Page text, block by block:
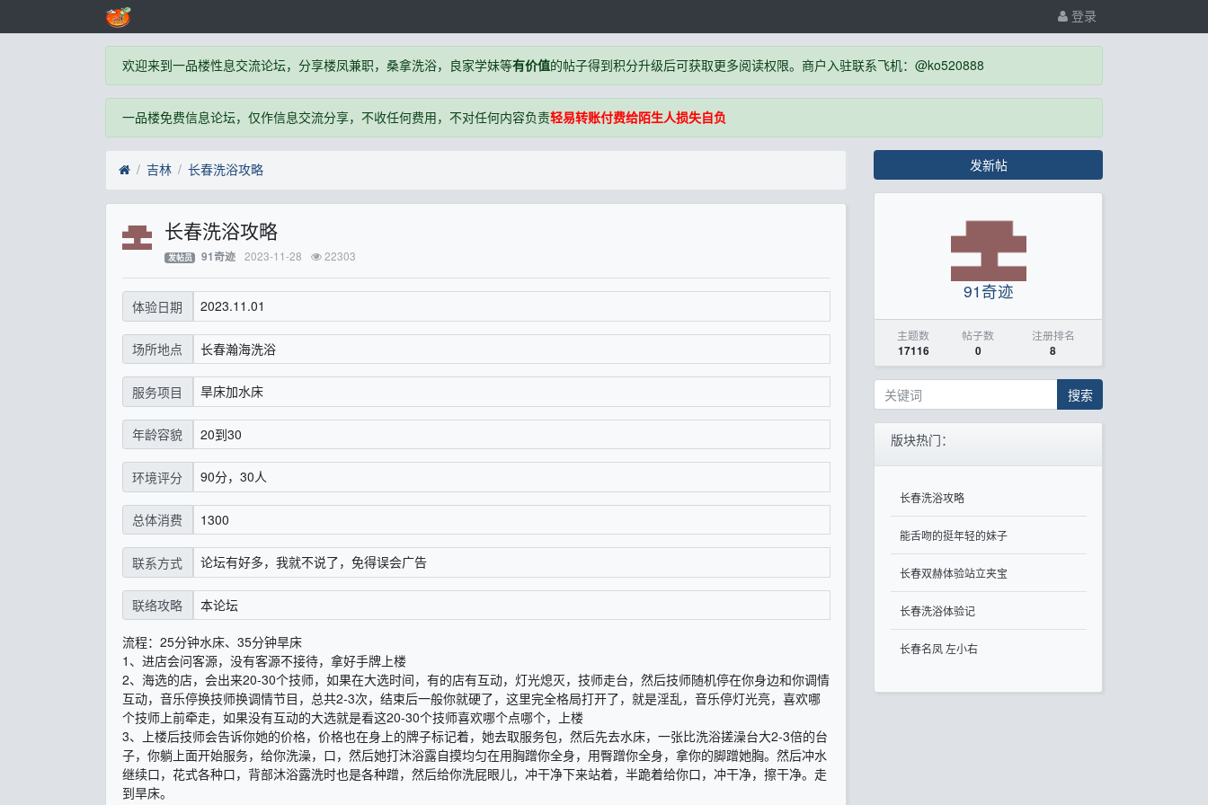
登录
欢迎来到一品楼性息交流论坛，分享楼凤兼职，桑拿洗浴，良家学妹等有价值的帖子得到积分升级后可获取更多阅读权限。商户入驻联系飞机：@ko520888
一品楼免费信息论坛，仅作信息交流分享，不收任何费用，不对任何内容负责轻易转账付费给陌生人损失自负
吉林 长春洗浴攻略
长春洗浴攻略
发帖员 91奇迹 2023-11-28 22303
体验日期 2023.11.01
场所地点 长春瀚海洗浴
服务项目 旱床加水床
年龄容貌 20到30
环境评分 90分，30人
总体消费 1300
联系方式 论坛有好多，我就不说了，免得误会广告
联络攻略 本论坛
流程：25分钟水床、35分钟旱床
1、进店会问客源，没有客源不接待，拿好手牌上楼
2、海选的店，会出来20-30个技师，如果在大选时间，有的店有互动，灯光熄灭，技师走台，然后技师随机停在你身边和你调情
互动，音乐停换技师换调情节目，总共2-3次，结束后一般你就硬了，这里完全格局打开了，就是淫乱，音乐停灯光亮，喜欢哪
个技师上前牵走，如果没有互动的大选就是看这20-30个技师喜欢哪个点哪个，上楼
3、上楼后技师会告诉你她的价格，价格也在身上的牌子标记着，她去取服务包，然后先去水床，一张比洗浴搓澡台大2-3倍的台
子，你躺上面开始服务，给你洗澡，口，然后她打沐浴露自摸均匀在用胸蹭你全身，用臀蹭你全身，拿你的脚蹭她胸。然后冲水
继续口，花式各种口，背部沐浴露洗时也是各种蹭，然后给你洗屁眼儿，冲干净下来站着，半跪着给你口，冲干净，擦干净。走
到旱床。
发新帖
91奇迹
主题数
17116
帖子数
0
注册排名
8
搜索
版块热门：
长春洗浴攻略
能舌吻的挺年轻的妹子
长春双赫体验站立夹宝
长春洗浴体验记
长春名凤 左小右